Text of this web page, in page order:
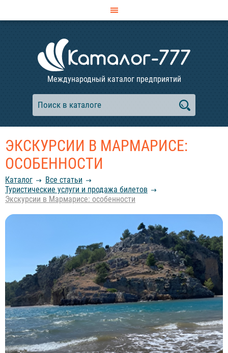
Международный каталог предприятий
ЭКСКУРСИИ В МАРМАРИСЕ:
ОСОБЕННОСТИ
Каталог
Все статьи
Туристические услуги и продажа билетов
Экскурсии в Мармарисе: особенности